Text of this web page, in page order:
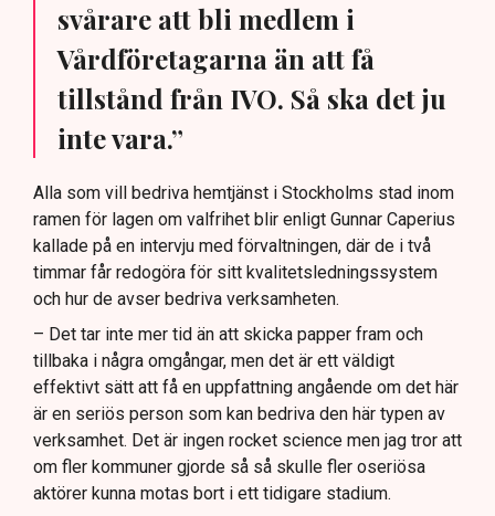
svårare att bli medlem i
Vårdföretagarna än att få
tillstånd från IVO. Så ska det ju
inte vara.”
Alla som vill bedriva hemtjänst i Stockholms stad inom
ramen för lagen om valfrihet blir enligt Gunnar Caperius
kallade på en intervju med förvaltningen, där de i två
timmar får redogöra för sitt kvalitetsledningssystem
och hur de avser bedriva verksamheten.
– Det tar inte mer tid än att skicka papper fram och
tillbaka i några omgångar, men det är ett väldigt
effektivt sätt att få en uppfattning angående om det här
är en seriös person som kan bedriva den här typen av
verksamhet. Det är ingen rocket science men jag tror att
om fler kommuner gjorde så så skulle fler oseriösa
aktörer kunna motas bort i ett tidigare stadium.